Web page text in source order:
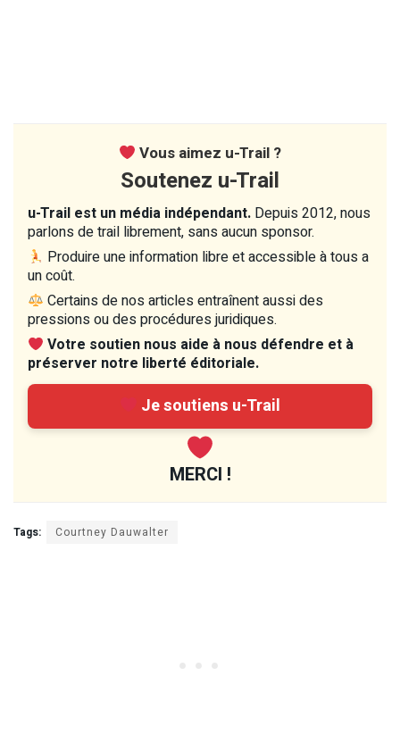
Vous aimez u-Trail ?
Soutenez u-Trail
u-Trail est un média indépendant. Depuis 2012, nous
parlons de trail librement, sans aucun sponsor.
Produire une information libre et accessible à tous a
un coût.
Certains de nos articles entraînent aussi des
pressions ou des procédures juridiques.
Votre soutien nous aide à nous défendre et à
préserver notre liberté éditoriale.
Je soutiens u-Trail
MERCI !
Tags: Courtney Dauwalter